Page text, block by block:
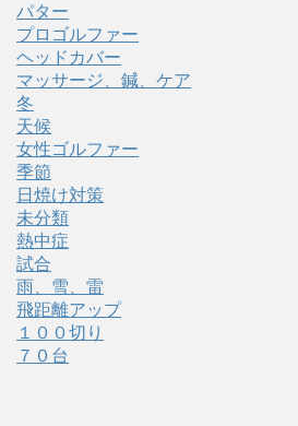
パター
プロゴルファー
ヘッドカバー
マッサージ、鍼、ケア
冬
天候
女性ゴルファー
季節
日焼け対策
未分類
熱中症
試合
雨、雪、雷
飛距離アップ
１００切り
７０台